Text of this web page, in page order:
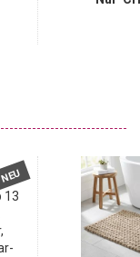
NEU